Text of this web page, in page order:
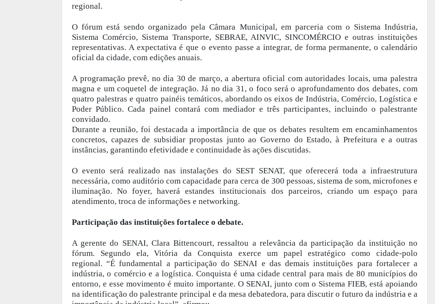
regional.
O fórum está sendo organizado pela Câmara Municipal, em parceria com o Sistema Indústria,
Sistema Comércio, Sistema Transporte, SEBRAE, AINVIC, SINCOMÉRCIO e outras instituições
representativas. A expectativa é que o evento passe a integrar, de forma permanente, o calendário
oficial da cidade, com edições anuais.
A programação prevê, no dia 30 de março, a abertura oficial com autoridades locais, uma palestra
magna e um coquetel de integração. Já no dia 31, o foco será o aprofundamento dos debates, com
quatro palestras e quatro painéis temáticos, abordando os eixos de Indústria, Comércio, Logística e
Poder Público. Cada painel contará com mediador e três participantes, incluindo o palestrante
convidado.
Durante a reunião, foi destacada a importância de que os debates resultem em encaminhamentos
concretos, capazes de subsidiar propostas junto ao Governo do Estado, à Prefeitura e a outras
instâncias, garantindo efetividade e continuidade às ações discutidas.
O evento será realizado nas instalações do SEST SENAT, que oferecerá toda a infraestrutura
necessária, como auditório com capacidade para cerca de 300 pessoas, sistema de som, microfones e
iluminação. No foyer, haverá estandes institucionais dos parceiros, criando um espaço para
atendimento, troca de informações e networking.
Participação das instituições fortalece o debate.
A gerente do SENAI, Clara Bittencourt, ressaltou a relevância da participação da instituição no
fórum. Segundo ela, Vitória da Conquista exerce um papel estratégico como cidade-polo
regional.“É fundamental a participação do SENAI e das demais instituições para fortalecer a
indústria, o comércio e a logística. Conquista é uma cidade central para mais de 80 municípios do
entorno, e esse movimento é muito importante. O SENAI, junto com o Sistema FIEB, está apoiando
na identificação do palestrante principal e da mesa debatedora, para discutir o futuro da indústria e a